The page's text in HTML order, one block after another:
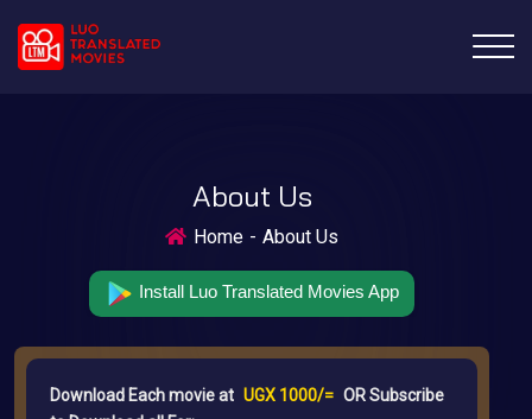
About Us
Home About Us
Install Luo Translated Movies App
Download Each movie at UGX 1000/= OR Subscribe